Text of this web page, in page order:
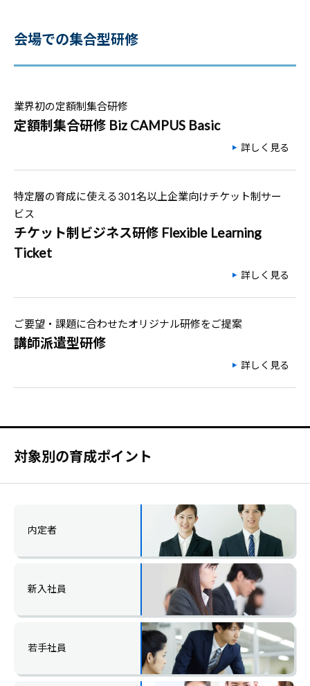
会場での集合型研修
業界初の定額制集合研修
定額制集合研修 Biz CAMPUS Basic
詳しく見る
特定層の育成に使える301名以上企業向けチケット制サー
ビス
チケット制ビジネス研修 Flexible Learning
Ticket
詳しく見る
ご要望・課題に合わせたオリジナル研修をご提案
講師派遣型研修
詳しく見る
対象別の育成ポイント
内定者
新入社員
若手社員